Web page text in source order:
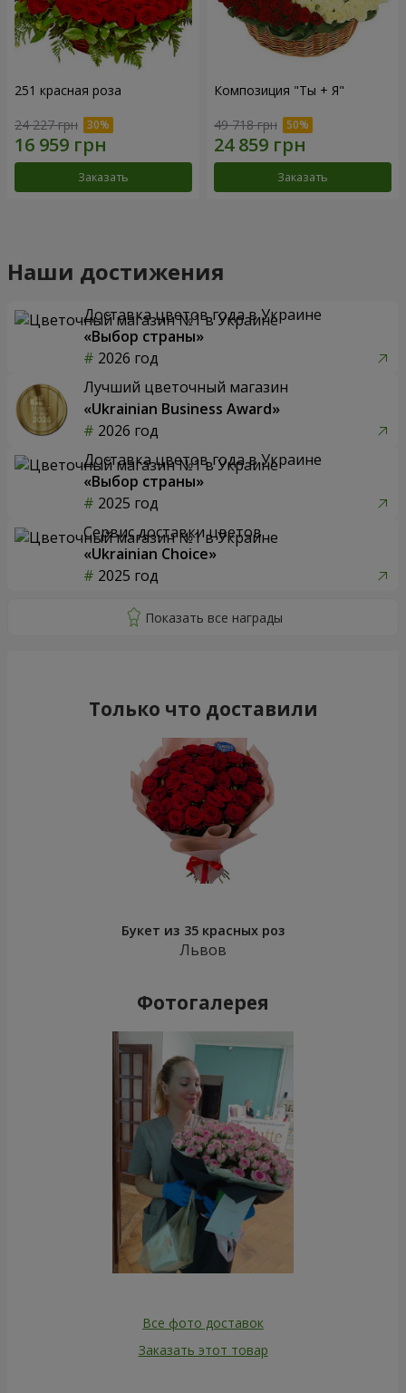
251 красная роза
24 227 грн
Заказать
Композиция "Ты + Я"
49 718 грн
Заказать
Наши достижения
Доставка цветов года в Украине
«Выбор страны»
2026 год
Лучший цветочный магазин
«Ukrainian Business Award»
2026 год
Доставка цветов года в Украине
«Выбор страны»
2025 год
Сервис доставки цветов
«Ukrainian Choice»
2025 год
Только что доставили
Букет из 35 красных роз
Львов
Фотогалерея
Все фото доставок
Заказать этот товар